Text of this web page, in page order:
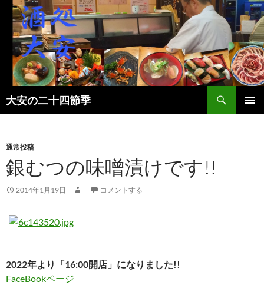
大安の二十四節季
検
索
ン
ツ
へ
キ
プ
通常投稿
銀むつの味噌漬けです!!
2014年1月19日 コメントする
2022年より「16:00開店」になりました!!
FaceBookページ